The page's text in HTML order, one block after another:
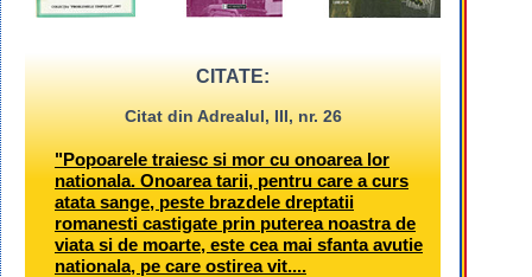
CITATE:
Citat din Adrealul, III, nr. 26
"Popoarele traiesc si mor cu onoarea lor
nationala. Onoarea tarii, pentru care a curs
atata sange, peste brazdele dreptatii
romanesti castigate prin puterea noastra de
viata si de moarte, este cea mai sfanta avutie
nationala, pe care ostirea vit....